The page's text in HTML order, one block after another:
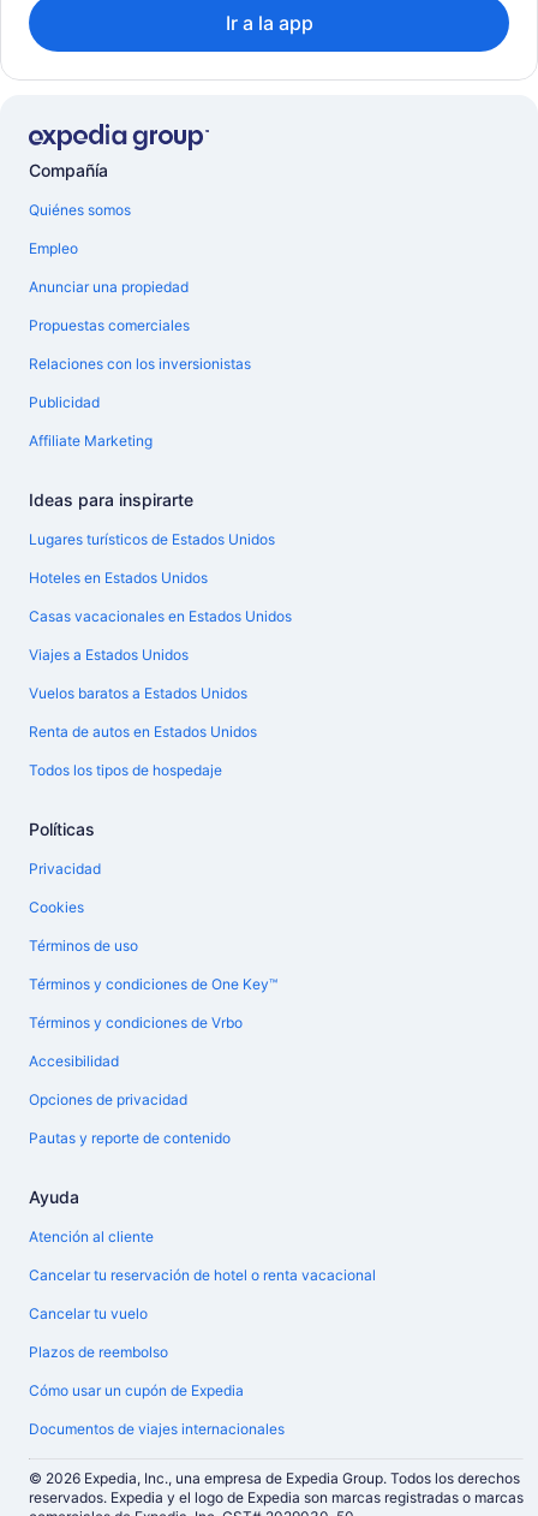
Ir a la app
Compañía
Quiénes somos
Empleo
Anunciar una propiedad
Propuestas comerciales
Relaciones con los inversionistas
Publicidad
Affiliate Marketing
Ideas para inspirarte
Lugares turísticos de Estados Unidos
Hoteles en Estados Unidos
Casas vacacionales en Estados Unidos
Viajes a Estados Unidos
Vuelos baratos a Estados Unidos
Renta de autos en Estados Unidos
Todos los tipos de hospedaje
Políticas
Privacidad
Cookies
Términos de uso
Términos y condiciones de One Key™
Términos y condiciones de Vrbo
Accesibilidad
Opciones de privacidad
Pautas y reporte de contenido
Ayuda
Atención al cliente
Cancelar tu reservación de hotel o renta vacacional
Cancelar tu vuelo
Plazos de reembolso
Cómo usar un cupón de Expedia
Documentos de viajes internacionales
© 2026 Expedia, Inc., una empresa de Expedia Group. Todos los derechos
reservados. Expedia y el logo de Expedia son marcas registradas o marcas